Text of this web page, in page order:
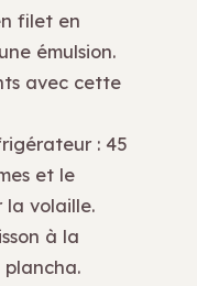
filet en
émulsion.
avec cette
: 45
et le
la volaille.
à la